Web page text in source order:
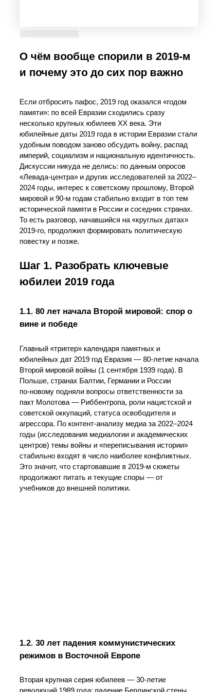
О чём вообще спорили в 2019‑м
и почему это до сих пор важно
Если отбросить пафос, 2019 год оказался «годом
памяти»: по всей Евразии сходились сразу
несколько крупных юбилеев ХХ века. Эти
юбилейные даты 2019 года в истории Евразии стали
удобным поводом заново обсудить войну, распад
империй, социализм и национальную идентичность.
Дискуссии никуда не делись: по данным опросов
«Левада‑центра» и других исследователей за 2022–
2024 годы, интерес к советскому прошлому, Второй
мировой и 90‑м годам стабильно входит в топ тем
исторической памяти в России и соседних странах.
То есть разговор, начавшийся на «круглых датах»
2019‑го, продолжил формировать политическую
повестку и позже.
Шаг 1. Разобрать ключевые
юбилеи 2019 года
1.1. 80 лет начала Второй мировой: спор о
вине и победе
Главный «триггер» календаря памятных и
юбилейных дат 2019 год Евразия — 80‑летие начала
Второй мировой войны (1 сентября 1939 года). В
Польше, странах Балтии, Германии и России
по‑новому подняли вопросы ответственности за
пакт Молотова — Риббентропа, роли нацистской и
советской оккупаций, статуса освободителя и
агрессора. По контент‑анализу медиа за 2022–2024
годы (исследования медиалогии и академических
центров) темы войны и «переписывания истории»
стабильно входят в число наиболее конфликтных.
Это значит, что стартовавшие в 2019‑м сюжеты
продолжают питать и текущие споры — от
учебников до внешней политики.
1.2. 30 лет падения коммунистических
режимов в Восточной Европе
Вторая крупная серия юбилеев — 30‑летие